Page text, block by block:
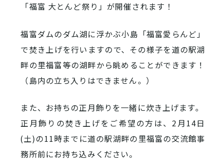
「福富 大とんど祭り」が開催されます！
福富ダムのダム湖に浮かぶ小島「福富愛らんど」
で焚き上げを行いますので、その様子を道の駅湖
畔の里福富等の湖畔から眺めることができます！
（島内の立ち入りはできません。）
また、お持ちの正月飾りを一緒に炊き上げます。
正月飾りの焚き上げをご希望の方は、2月14日
(土)の11時までに道の駅湖畔の里福富の交流館事
務所前にお持ち込みください。
特集記事
その他注目コンテンツ